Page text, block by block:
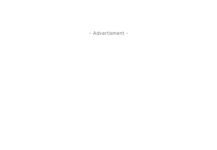
- Advertisment -